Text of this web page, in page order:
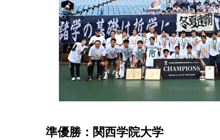
準優勝：関西学院大学